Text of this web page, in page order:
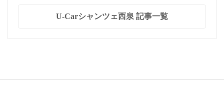
U-Carシャンツェ西泉 記事一覧